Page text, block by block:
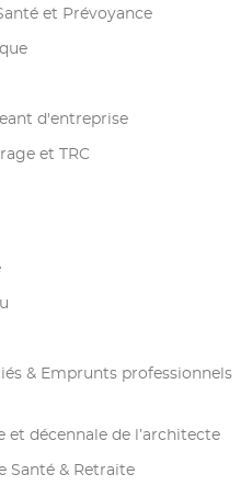
et Prévoyance
d'entreprise
et TRC
& Emprunts professionnels
et décennale de l’architecte
Santé & Retraite